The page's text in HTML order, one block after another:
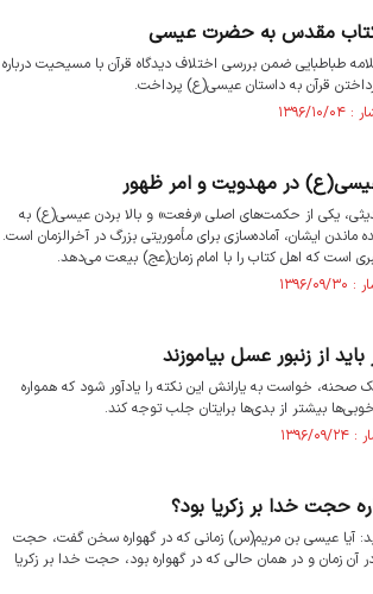
کتاب مقدس به حضرت عیسی
طباطبایی ضمن بررسی اختلاف دیدگاه قرآن با مسیحیت درباره
قرآن به داستان عیسی(ع) پرداخت.
در مهدویت و امر ظهور
یکی از حکمت‌های اصلی «رفعت» و بالا بردن عیسی(ع) به
ایشان، آماده‌سازی برای مأموریتی بزرگ در آخرالزمان است.
است که اهل کتاب را با امام زمان(عج) بیعت می‌دهد.
از زنبور عسل بیاموزند
خواست به یارانش این نکته را یادآور شود که همواره
بیشتر از بدی‌ها برایتان جلب توجه کند.
حجت خدا بر زکریا بود؟
آیا عیسى بن مریم(س) زمانى که در گهواره سخن گفت، حجت
آن زمان و در همان حالى که در گهواره بود، حجت خدا بر زکریا